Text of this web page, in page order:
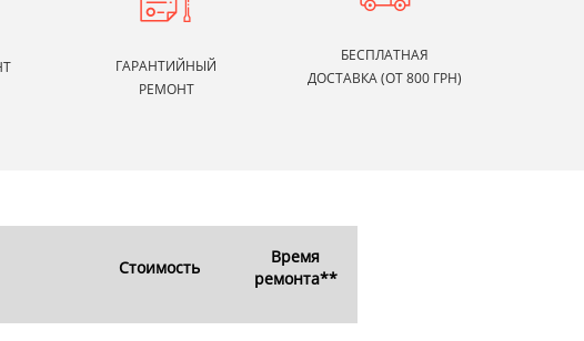
ГАРАНТИЙНЫЙ
РЕМОНТ
БЕСПЛАТНАЯ
ДОСТАВКА (ОТ 800 ГРН)
Стоимость
Время
ремонта**